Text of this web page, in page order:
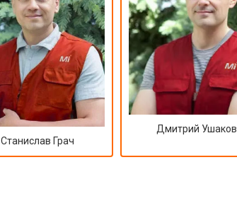
Станислав Грач
Дмитрий Ушаков